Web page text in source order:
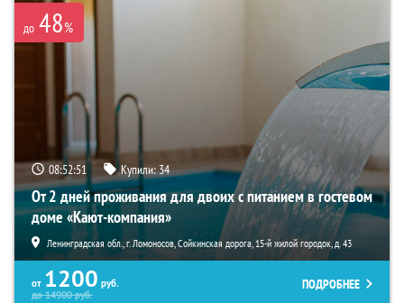
до 48%
08:52:50 Купили:34
От 2 дней проживания для двоих с питанием в гостевом
доме «Кают-компания»
Ленинградская обл., г. Ломоносов, Сойкинская дорога, 15-й жилой городок, д. 43
от 1200 руб.
до14900руб.
ПОДРОБНЕЕ